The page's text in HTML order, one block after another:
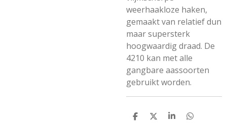
weerhaakloze haken,
gemaakt van relatief dun
maar supersterk
hoogwaardig draad. De
4210 kan met alle
gangbare aassoorten
gebruikt worden.
D
D
S
D